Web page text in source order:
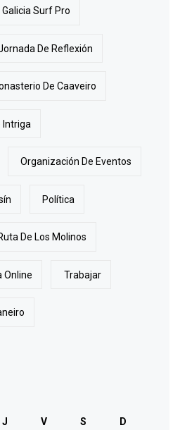
Galicia Surf Pro
De Reflexión
De Caaveiro
Intriga
Organización De Eventos
Política
De Los Molinos
Online Trabajar
J V S
D